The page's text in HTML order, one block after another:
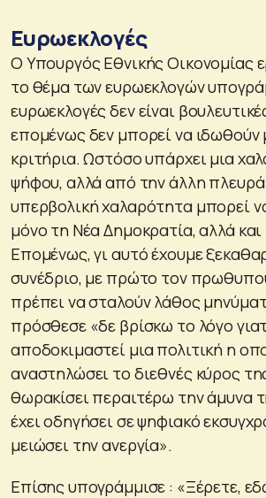
Ευρωεκλογές
Ο Υπουργός Εθνικής Οικονομίας
το θέμα των ευρωεκλογών
ευρωεκλογές δεν είναι
επομένως δεν μπορεί να ιδωθούν
κριτήρια. Ωστόσο υπάρχει μια
ψήφου, αλλά από την άλλη πλευρά
υπερβολική χαλαρότητα μπορεί
μόνο τη Νέα Δημοκρατία, αλλά
Επομένως, γι αυτό έχουμε
συνέδριο, με πρώτο τον
πρέπει να σταλούν λάθος
πρόσθεσε «δε βρίσκω το λόγο
αποδοκιμαστεί μια πολιτική η
αναστηλώσει το διεθνές κύρος
θωρακίσει περαιτέρω την άμυνα
έχει οδηγήσει σε ψηφιακό
μειώσει την ανεργία».
Επίσης υπογράμμισε : «Ξέρετε,